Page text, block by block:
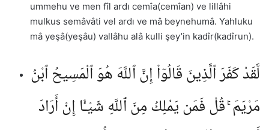
ummehu ve men fîl ardı cemîa(cemîan) ve lillâhi
mulkus semâvâti vel ardı ve mâ beynehumâ. Yahluku
mâ yeşâ(yeşâu) vallâhu alâ kulli şey’in kadîr(kadîrun).
لَّقَدْ كَفَرَ ٱلَّذِينَ قَالُوٓا۟ إِنَّ ٱللَّهَ هُوَ ٱلْمَسِيحُ ٱبْنُ
مَرْيَمَ ۚ قُلْ فَمَن يَمْلِكُ مِنَ ٱللَّهِ شَيْـًٔا إِنْ أَرَادَ